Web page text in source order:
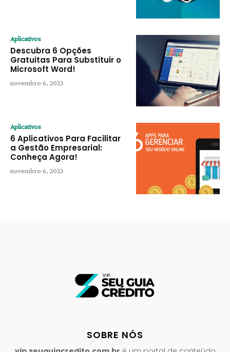
Aplicativos
Descubra 6 Opções
Gratuitas Para Substituir o
Microsoft Word!
novembro 6, 2023
Aplicativos
6 Aplicativos Para Facilitar
a Gestão Empresarial:
Conheça Agora!
novembro 6, 2023
SOBRE NÓS